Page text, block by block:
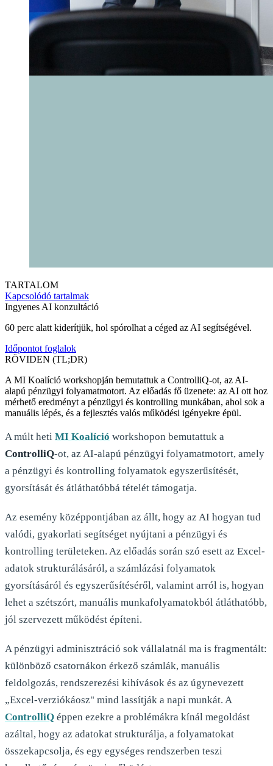
TARTALOM
Kapcsolódó tartalmak
Ingyenes AI konzultáció
60 perc alatt kiderítjük, hol spórolhat a céged az AI segítségével.
Időpontot foglalok
RÖVIDEN (TL;DR)
A MI Koalíció workshopján bemutattuk a ControlliQ-ot, az AI-
alapú pénzügyi folyamatmotort. Az előadás fő üzenete: az AI ott hoz
mérhető eredményt a pénzügyi és kontrolling munkában, ahol sok a
manuális lépés, és a fejlesztés valós működési igényekre épül.
A múlt heti MI Koalíció workshopon bemutattuk a
ControlliQ-ot, az AI-alapú pénzügyi folyamatmotort, amely
a pénzügyi és kontrolling folyamatok egyszerűsítését,
gyorsítását és átláthatóbbá tételét támogatja.
Az esemény középpontjában az állt, hogy az AI hogyan tud
valódi, gyakorlati segítséget nyújtani a pénzügyi és
kontrolling területeken. Az előadás során szó esett az Excel-
adatok strukturálásáról, a számlázási folyamatok
gyorsításáról és egyszerűsítéséről, valamint arról is, hogyan
lehet a szétszórt, manuális munkafolyamatokból átláthatóbb,
jól szervezett működést építeni.
A pénzügyi adminisztráció sok vállalatnál ma is fragmentált:
különböző csatornákon érkező számlák, manuális
feldolgozás, rendszerezési kihívások és az úgynevezett
„Excel-verziókáosz" mind lassítják a napi munkát. A
ControlliQ éppen ezekre a problémákra kínál megoldást
azáltal, hogy az adatokat strukturálja, a folyamatokat
összekapcsolja, és egy egységes rendszerben teszi